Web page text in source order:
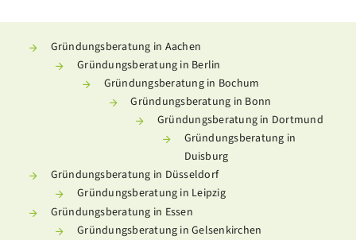
Gründungsberatung in Aachen
Gründungsberatung in Berlin
Gründungsberatung in Bochum
Gründungsberatung in Bonn
Gründungsberatung in Dortmund
Gründungsberatung in
Duisburg
Gründungsberatung in Düsseldorf
Gründungsberatung in Leipzig
Gründungsberatung in Essen
Gründungsberatung in Gelsenkirchen